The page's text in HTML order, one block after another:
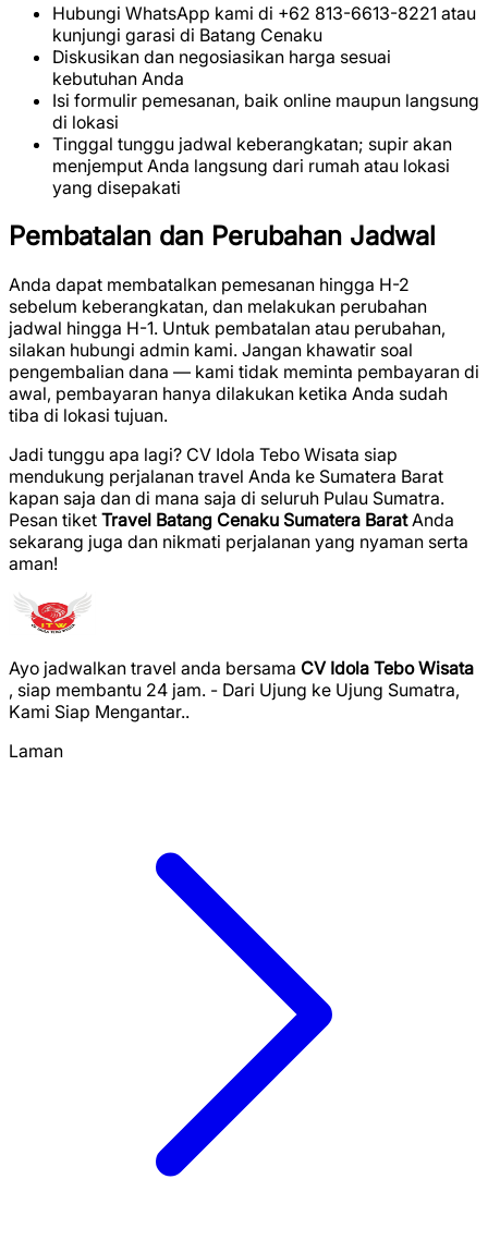
Hubungi WhatsApp kami di +62 813-6613-8221 atau
kunjungi garasi di Batang Cenaku
Diskusikan dan negosiasikan harga sesuai
kebutuhan Anda
Isi formulir pemesanan, baik online maupun langsung
di lokasi
Tinggal tunggu jadwal keberangkatan; supir akan
menjemput Anda langsung dari rumah atau lokasi
yang disepakati
Pembatalan dan Perubahan Jadwal
Anda dapat membatalkan pemesanan hingga H-2
sebelum keberangkatan, dan melakukan perubahan
jadwal hingga H-1. Untuk pembatalan atau perubahan,
silakan hubungi admin kami. Jangan khawatir soal
pengembalian dana — kami tidak meminta pembayaran di
awal, pembayaran hanya dilakukan ketika Anda sudah
tiba di lokasi tujuan.
Jadi tunggu apa lagi? CV Idola Tebo Wisata siap
mendukung perjalanan travel Anda ke Sumatera Barat
kapan saja dan di mana saja di seluruh Pulau Sumatra.
Pesan tiket Travel Batang Cenaku Sumatera BaratAnda
sekarang juga dan nikmati perjalanan yang nyaman serta
aman!
Ayo jadwalkan travel anda bersama CV Idola Tebo Wisata
, siap membantu 24 jam. - Dari Ujung ke Ujung Sumatra,
Kami Siap Mengantar..
Laman